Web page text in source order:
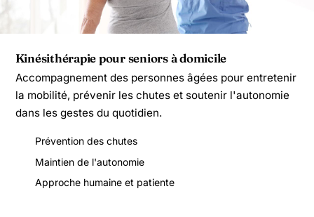
Kinésithérapie pour seniors à domicile
Accompagnement des personnes âgées pour entretenir
la mobilité, prévenir les chutes et soutenir l'autonomie
dans les gestes du quotidien.
Prévention des chutes
Maintien de l'autonomie
Approche humaine et patiente